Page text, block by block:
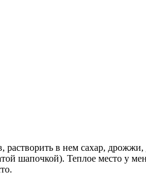
растворить в нем сахар,
шапочкой). Теплое место у